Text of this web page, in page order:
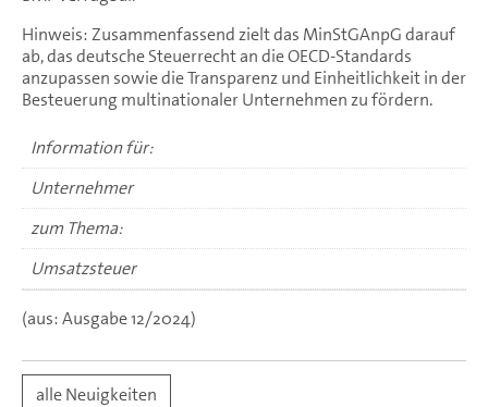
Hinweis: Zusammenfassend zielt das MinStGAnpG darauf
ab, das deutsche Steuerrecht an die OECD-Standards
anzupassen sowie die Transparenz und Einheitlichkeit in der
Besteuerung multinationaler Unternehmen zu fördern.
Information für:
Unternehmer
zum Thema:
Umsatzsteuer
(aus: Ausgabe 12/2024)
alle Neuigkeiten